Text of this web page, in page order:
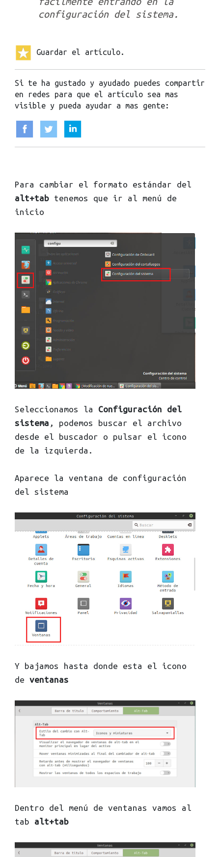
configuración del sistema.
Guardar el artículo.
Si te ha gustado y ayudado puedes compartir
en redes para que el artículo sea mas
visible y pueda ayudar a mas gente:
Para cambiar el formato estándar del
alt+tab tenemos que ir al menú de
inicio
Seleccionamos la Configuración del
sistema , podemos buscar el archivo
desde el buscador o pulsar el icono
de la izquierda.
Aparece la ventana de configuración
del sistema
Y bajamos hasta donde esta el icono
de ventanas
Dentro del menú de ventanas vamos al
tab alt+tab